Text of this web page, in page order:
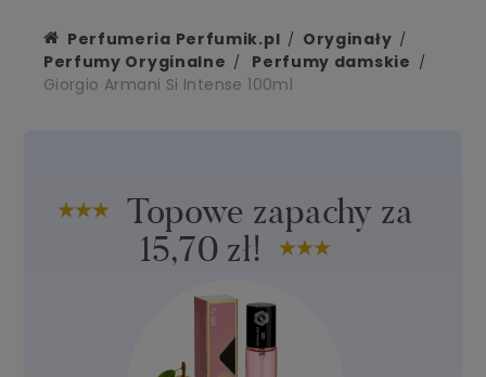
Perfumeria Perfumik.pl
Oryginały
Perfumy Oryginalne
Perfumy damskie
Giorgio Armani Si Intense 100ml
Topowe zapachy za
15,70 zł!